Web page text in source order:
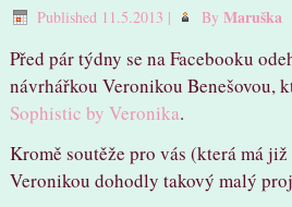
Published 11.5.2013 | By Maruška
Před pár týdny se na Facebooku
návrhářkou Veronikou Benešovou,
Sophistic by Veronika.
Kromě soutěže pro vás (která má
Veronikou dohodly takový malý